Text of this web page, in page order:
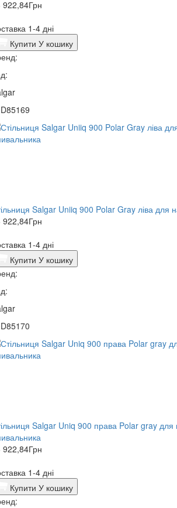
922,84Грн
1-4 дні
Купити У кошику
Salgar Uniiq 900 Polar Gray ліва для
922,84Грн
1-4 дні
Купити У кошику
Salgar Uniq 900 права Polar gray для
922,84Грн
1-4 дні
Купити У кошику